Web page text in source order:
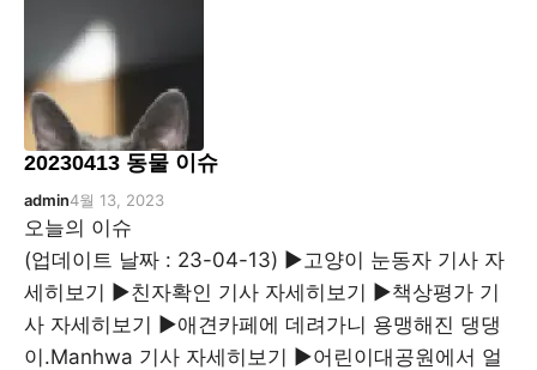
20230413 동물 이슈
admin4월 13, 2023
오늘의 이슈
(업데이트 날짜 : 23-04-13) ▶고양이 눈동자 기사 자
세히보기 ▶친자확인 기사 자세히보기 ▶책상평가 기
사 자세히보기 ▶애견카페에 데려가니 용맹해진 댕댕
이.Manhwa 기사 자세히보기 ▶어린이대공원에서 얼